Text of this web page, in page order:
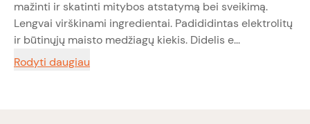
mažinti ir skatinti mitybos atstatymą bei sveikimą.
Lengvai virškinami ingredientai. Padididintas elektrolitų
ir būtinųjų maisto medžiagų kiekis. Didelis e...
Rodyti daugiau